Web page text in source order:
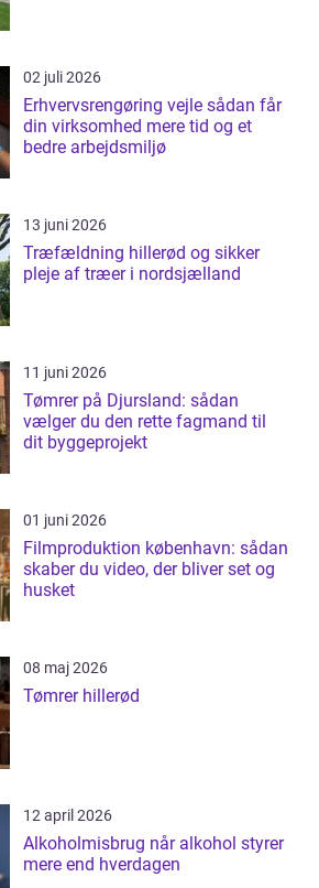
02 juli 2026
Erhvervsrengøring vejle sådan får
din virksomhed mere tid og et
bedre arbejdsmiljø
13 juni 2026
Træfældning hillerød og sikker
pleje af træer i nordsjælland
11 juni 2026
Tømrer på Djursland: sådan
vælger du den rette fagmand til
dit byggeprojekt
01 juni 2026
Filmproduktion københavn: sådan
skaber du video, der bliver set og
husket
08 maj 2026
Tømrer hillerød
12 april 2026
Alkoholmisbrug når alkohol styrer
mere end hverdagen